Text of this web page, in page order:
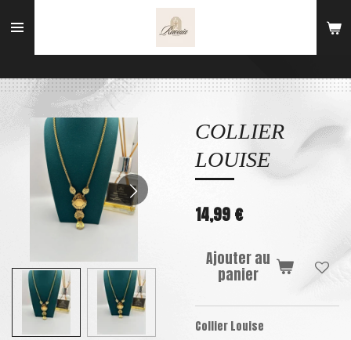
au
COLLIER
LOUISE
14,99 €
Ajouter au
panier
Collier Louise